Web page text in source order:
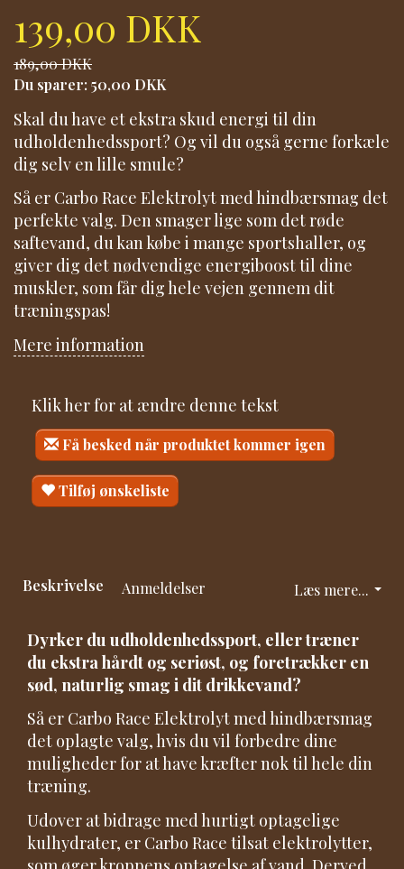
139,00 DKK
189,00 DKK
Du sparer: 50,00 DKK
Skal du have et ekstra skud energi til din
udholdenhedssport? Og vil du også gerne forkæle
dig selv en lille smule?
Så er Carbo Race Elektrolyt med hindbærsmag det
perfekte valg. Den smager lige som det røde
saftevand, du kan købe i mange sportshaller, og
giver dig det nødvendige energiboost til dine
muskler, som får dig hele vejen gennem dit
træningspas!
Mere information
Klik her for at ændre denne tekst
Få besked når produktet kommer igen
Tilføj ønskeliste
Læs mere...
Beskrivelse Anmeldelser
Dyrker du udholdenhedssport, eller træner
du ekstra hårdt og seriøst, og foretrækker en
sød, naturlig smag i dit drikkevand?
Så er Carbo Race Elektrolyt med hindbærsmag
det oplagte valg, hvis du vil forbedre dine
muligheder for at have kræfter nok til hele din
træning.
Udover at bidrage med hurtigt optagelige
kulhydrater, er Carbo Race tilsat elektrolytter,